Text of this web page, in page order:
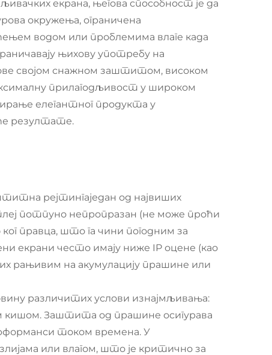
екрана, његова способност је да
окружења, ограничена
водом или проблемима влаге када
њихову употребу на
својом снажном заштитом, високом
прилагодљивост у широком
елегантног продукта у
резултате.
рејтингаједан од највиших
потпуно непропразан (не може проћи
правца, што га чини погодним за
екрани често имају ниже IP оцене (као
рањивим на акумулацију прашине или
различитих услови изнајмљивања:
кишом. Заштита од прашине осигурава
током времена. У
или влагом, што је критично за